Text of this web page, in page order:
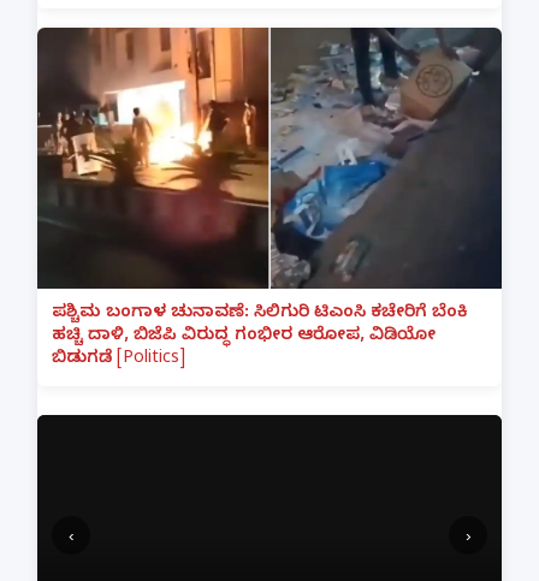
ಪಶ್ಚಿಮ ಬಂಗಾಳ ಚುನಾವಣೆ: ಸಿಲಿಗುರಿ ಟಿಎಂಸಿ ಕಚೇರಿಗೆ ಬೆಂಕಿ
ಹಚ್ಚಿ ದಾಳಿ, ಬಿಜೆಪಿ ವಿರುದ್ಧ ಗಂಭೀರ ಆರೋಪ, ವಿಡಿಯೋ
ಬಿಡುಗಡೆ [Politics]
‹ ›